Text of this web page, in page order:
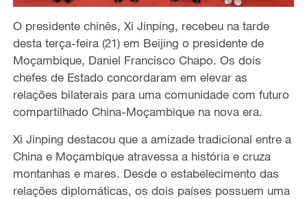
O presidente chinês, Xi Jinping, recebeu na tarde
desta terça-feira (21) em Beijing o presidente de
Moçambique, Daniel Francisco Chapo. Os dois
chefes de Estado concordaram em elevar as
relações bilaterais para uma comunidade com futuro
compartilhado China-Moçambique na nova era.
Xi Jinping destacou que a amizade tradicional entre a
China e Moçambique atravessa a história e cruza
montanhas e mares. Desde o estabelecimento das
relações diplomáticas, os dois países possuem uma